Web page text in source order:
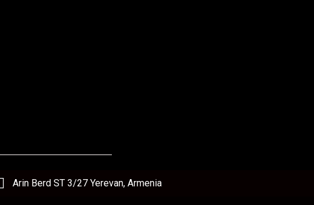
Arin Berd ST 3/27 Yerevan, Armenia